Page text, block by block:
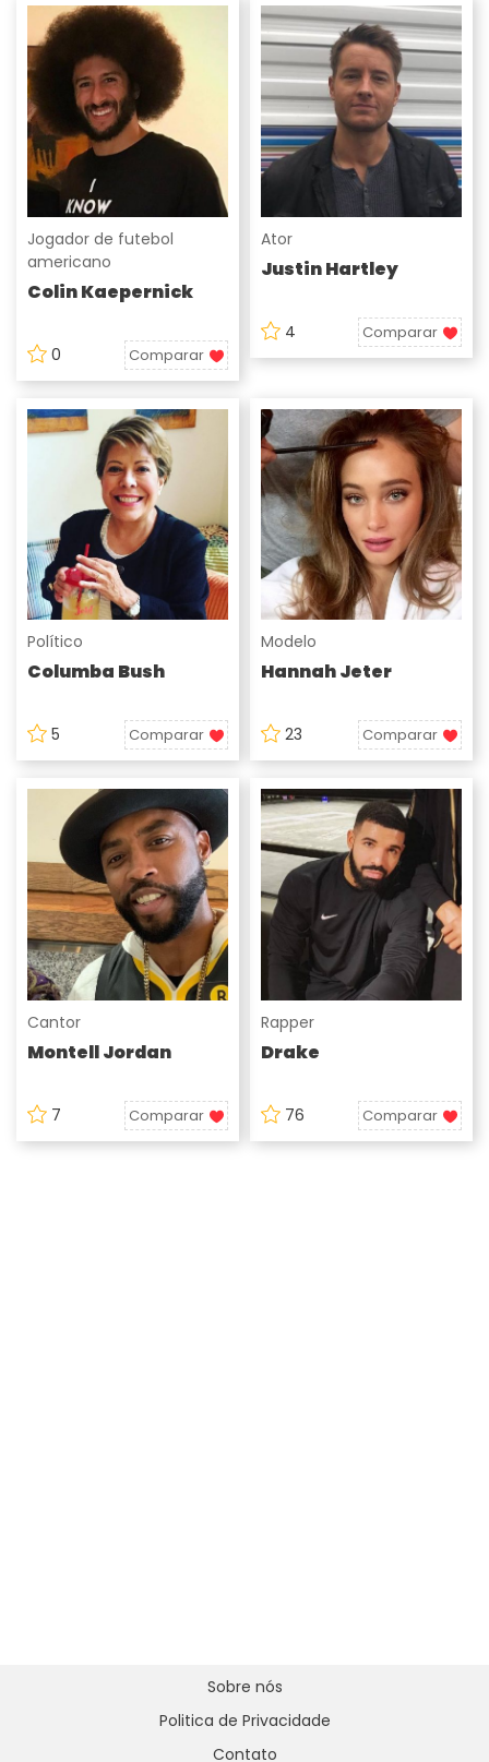
Jogador de futebol
americano
Colin Kaepernick
0 Comparar
Ator
Justin Hartley
4 Comparar
Político
Columba Bush
5 Comparar
Modelo
Hannah Jeter
23 Comparar
Cantor
Montell Jordan
7 Comparar
Rapper
Drake
76 Comparar
Sobre nós
Politica de Privacidade
Contato